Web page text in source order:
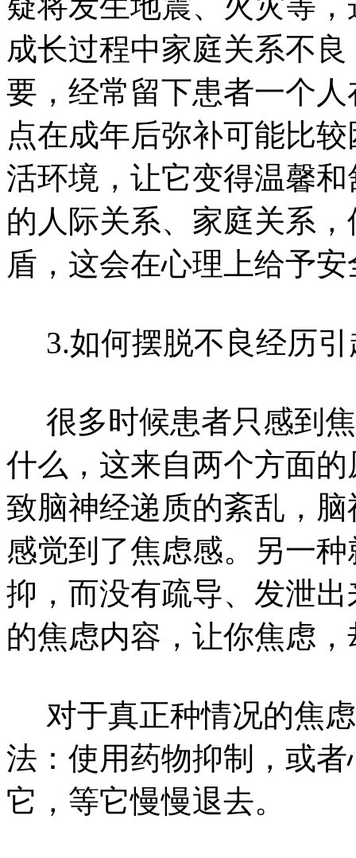
成长过程中家庭关系不
要，经常留下患者一个
点在成年后弥补可能比
活环境，让它变得温馨
的人际关系、家庭关系
盾，这会在心理上给予
3.如何摆脱不良经历引
很多时候患者只感到
什么，这来自两个方面
致脑神经递质的紊乱，
感觉到了焦虑感。另一
抑，而没有疏导、发泄
的焦虑内容，让你焦虑
对于真正种情况的焦
法：使用药物抑制，或
它，等它慢慢退去。